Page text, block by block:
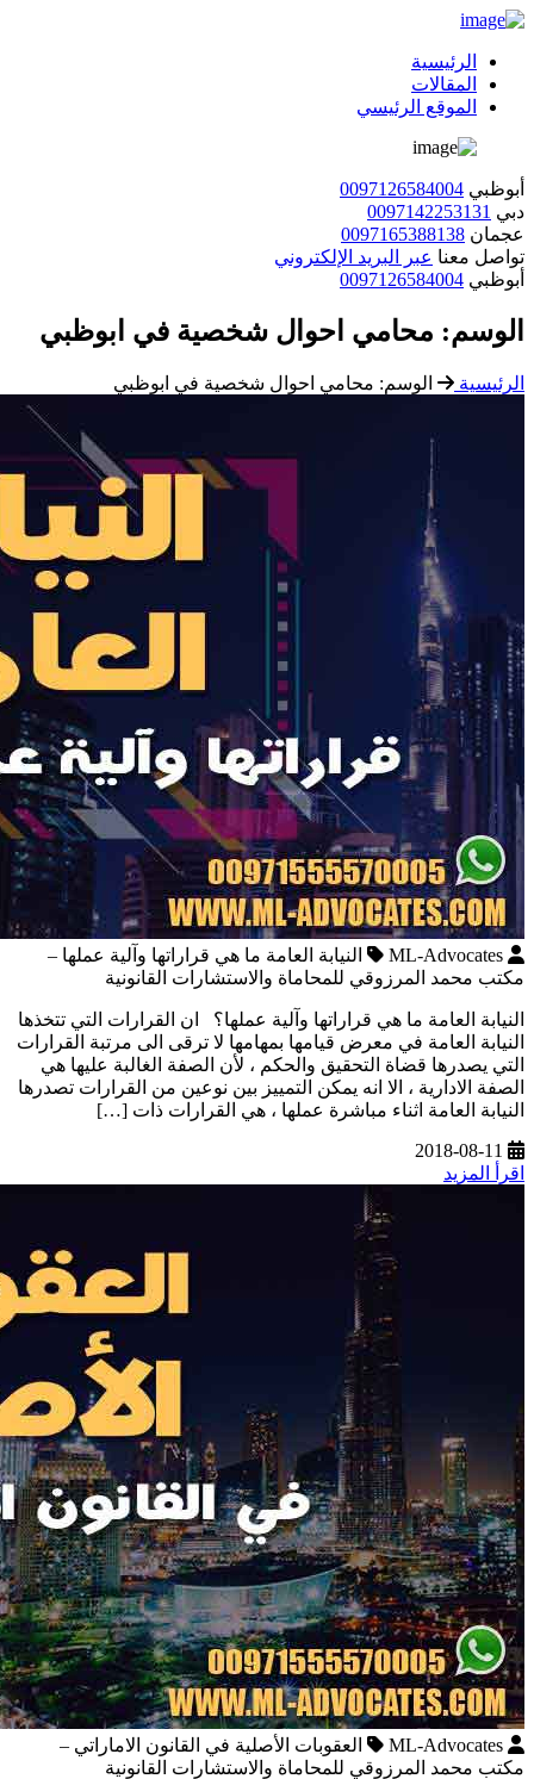
الرئيسية
المقالات
الموقع الرئيسي
أبوظبي 0097126584004
دبي 0097142253131
عجمان 0097165388138
تواصل معنا عبر البريد الإلكتروني
أبوظبي 0097126584004
الوسم: محامي احوال شخصية في ابوظبي
الرئيسية الوسم: محامي احوال شخصية في ابوظبي
ML-Advocates
النيابة العامة ما هي قراراتها وآلية عملها –
مكتب محمد المرزوقي للمحاماة والاستشارات القانونية
النيابة العامة ما هي قراراتها وآلية عملها؟ ان القرارات التي تتخذها
النيابة العامة في معرض قيامها بمهامها لا ترقى الى مرتبة القرارات
التي يصدرها قضاة التحقيق والحكم ، لأن الصفة الغالبة عليها هي
الصفة الادارية ، الا انه يمكن التمييز بين نوعين من القرارات تصدرها
النيابة العامة اثناء مباشرة عملها ، هي القرارات ذات […]
2018-08-11
اقرأ المزيد
ML-Advocates
العقوبات الأصلية في القانون الاماراتي –
مكتب محمد المرزوقي للمحاماة والاستشارات القانونية